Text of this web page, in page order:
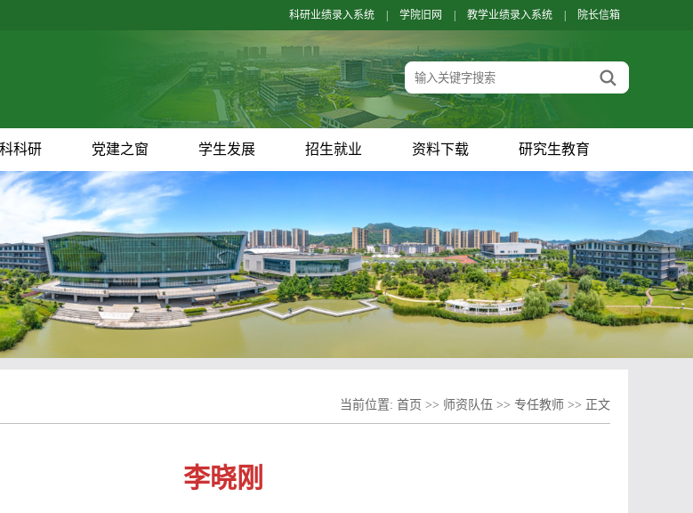
科研业绩录入系统 学院旧网 教学业绩录入系统 院长信箱
科研 党建之窗 学生发展 招生就业 资料下载 研究生教育
当前位置: 首页 >> 师资队伍 >> 专任教师 >> 正文
李晓刚